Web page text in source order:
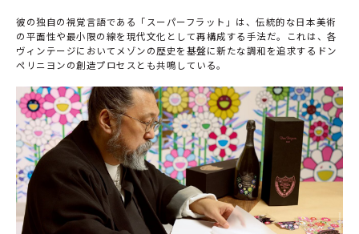
彼の独自の視覚言語である「スーパーフラット」は、伝統的な日本美術
の平面性や最小限の線を現代文化として再構成する手法だ。これは、各
ヴィンテージにおいてメゾンの歴史を基盤に新たな調和を追求するドン
ペリニヨンの創造プロセスとも共鳴している。